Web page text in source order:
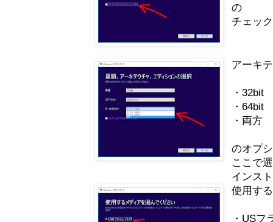
の
チェッ
アーキ
・32bit
・64bit
・両方
のオプ
ここで
インス
使用す
・USフ